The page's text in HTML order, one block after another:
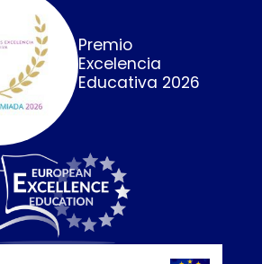
Premio
Excelencia
Educativa 2026